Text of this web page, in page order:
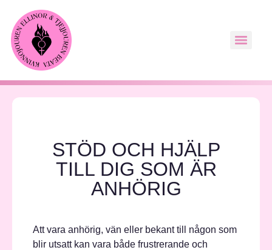
STÖD OCH HJÄLP
TILL DIG SOM ÄR
ANHÖRIG
Att vara anhörig, vän eller bekant till någon som
blir utsatt kan vara både frustrerande och